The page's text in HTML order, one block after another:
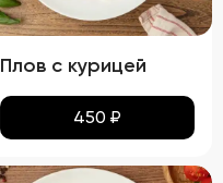
Плов с курицей
450 ₽